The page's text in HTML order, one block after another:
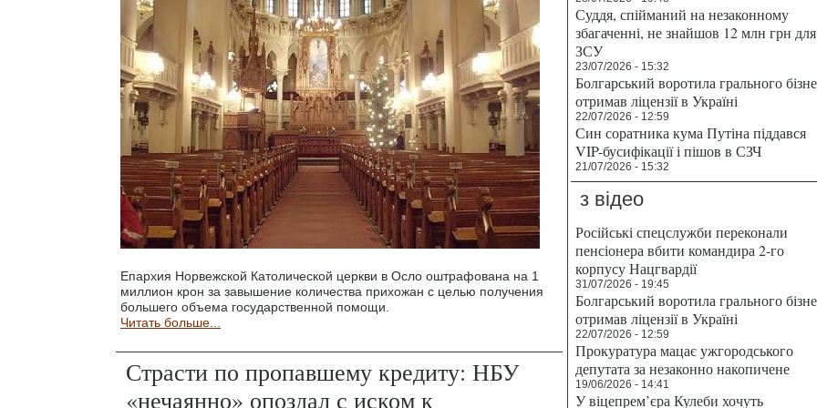
Епархия Норвежской Католической церкви в Осло оштрафована на 1
миллион крон за завышение количества прихожан с целью получения
большего объема государственной помощи.
Читать больше...
Страсти по пропавшему кредиту: НБУ
«нечаянно» опоздал с иском к
Суддя, спійманий на незаконному
збагаченні, не знайшов 12 млн грн для
ЗСУ
23/07/2026 - 15:32
Болгарський воротила грального
отримав ліцензії в Україні
22/07/2026 - 12:59
Син соратника кума Путіна піддався
VIP-бусифікації і пішов в СЗЧ
21/07/2026 - 15:32
з відео
Російські спецслужби переконали
пенсіонера вбити командира 2-го
корпусу Нацгвардії
31/07/2026 - 19:45
Болгарський воротила грального
отримав ліцензії в Україні
22/07/2026 - 12:59
Прокуратура мацає ужгородського
депутата за незаконно накопичене
19/06/2026 - 14:41
У віцепрем’єра Кулеби хочуть